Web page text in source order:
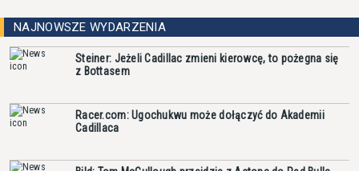
NAJNOWSZE WYDARZENIA
Steiner: Jeżeli Cadillac zmieni kierowcę, to pożegna się
z Bottasem
Racer.com: Ugochukwu może dołączyć do Akademii
Cadillaca